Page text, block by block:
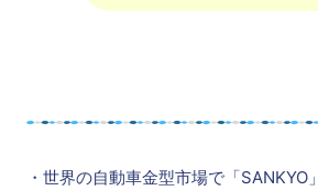
・世界の自動車金型市場で「SANKYO